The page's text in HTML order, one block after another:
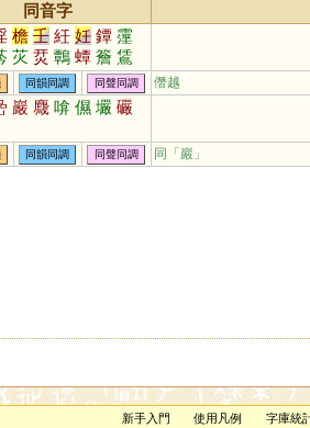
同音字
檐 壬 紝 妊 鐔 霪
苂 烎 鷣 蟫 簷 鵀
同韻同調 同聲同調 僭越
巖 麙 啽 儑 壧 礹
同韻同調 同聲同調 同「 巖 」
新手入門 使用凡例 字庫統